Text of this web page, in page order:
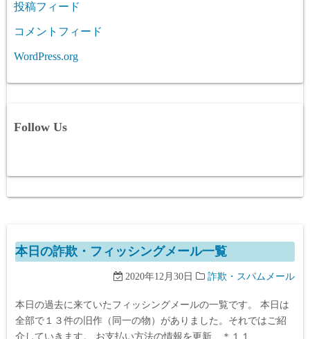
投稿フィード
コメントフィード
WordPress.org
Follow Us
本日の詐欺・フィッシングメール一覧
2020年12月30日 詐欺・スパムメール
本日の過去に来ていたフィッシングメールの一覧です。 本日は
全部で１３件の旧作（同一の物）がありました。それではご紹
介していきます。 お支払い方法の情報を更新 ＊１１